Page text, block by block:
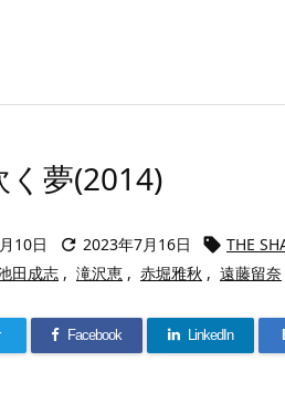
く夢(2014)
10日  2023年7月16日  THE
田成志 , 滝沢恵 , 赤堀雅秋 , 遠藤留奈
Facebook LinkedIn